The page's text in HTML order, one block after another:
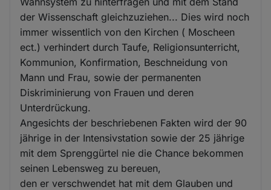
der Wissenschaft gleichzuziehen... Dies wird noch
immer wissentlich von den Kirchen ( Moscheen
ect.) verhindert durch Taufe, Religionsunterricht,
Kommunion, Konfirmation, Beschneidung von
Mann und Frau, sowie der permanenten
Diskriminierung von Frauen und deren
Unterdrückung.
Angesichts der beschriebenen Fakten wird der 90
jährige in der Intensivstation sowie der 25 jährige
mit dem Sprenggürtel nie die Chance bekommen
seinen Lebensweg zu bereuen,
den er verschwendet hat mit dem Glauben und